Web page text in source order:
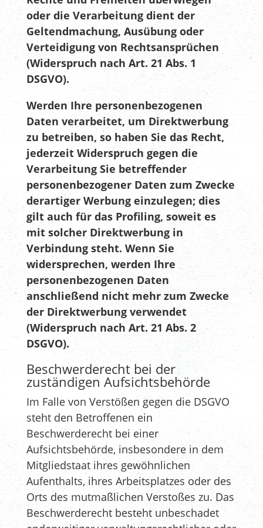
oder die Verarbeitung dient der
Geltendmachung, Ausübung oder
Verteidigung von Rechtsansprüchen
(Widerspruch nach Art. 21 Abs. 1
DSGVO).
Werden Ihre personenbezogenen
Daten verarbeitet, um Direktwerbung
zu betreiben, so haben Sie das Recht,
jederzeit Widerspruch gegen die
Verarbeitung Sie betreffender
personenbezogener Daten zum Zwecke
derartiger Werbung einzulegen; dies
gilt auch für das Profiling, soweit es
mit solcher Direktwerbung in
Verbindung steht. Wenn Sie
widersprechen, werden Ihre
personenbezogenen Daten
anschließend nicht mehr zum Zwecke
der Direktwerbung verwendet
(Widerspruch nach Art. 21 Abs. 2
DSGVO).
Beschwerderecht bei der
zuständigen Aufsichtsbehörde
Im Falle von Verstößen gegen die DSGVO
steht den Betroffenen ein
Beschwerderecht bei einer
Aufsichtsbehörde, insbesondere in dem
Mitgliedstaat ihres gewöhnlichen
Aufenthalts, ihres Arbeitsplatzes oder des
Orts des mutmaßlichen Verstoßes zu. Das
Beschwerderecht besteht unbeschadet